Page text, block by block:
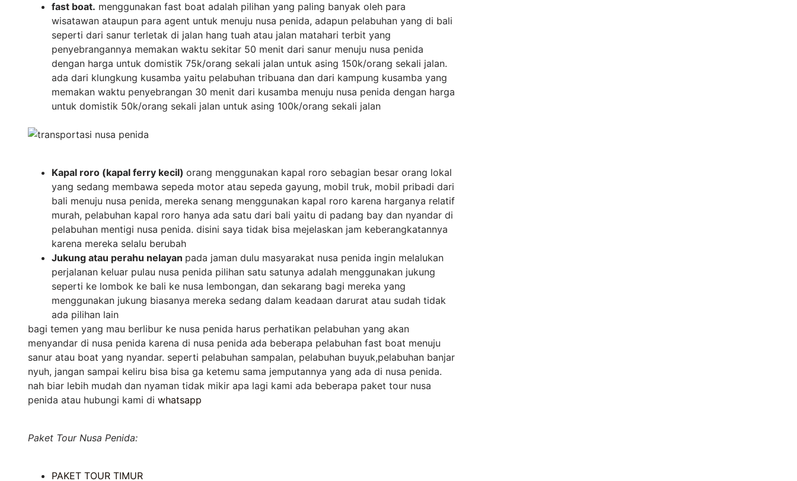
fast boat. menggunakan fast boat adalah pilihan yang paling banyak oleh para
wisatawan ataupun para agent untuk menuju nusa penida, adapun pelabuhan yang di bali
seperti dari sanur terletak di jalan hang tuah atau jalan matahari terbit yang
penyebrangannya memakan waktu sekitar 50 menit dari sanur menuju nusa penida
dengan harga untuk domistik 75k/orang sekali jalan untuk asing 150k/orang sekali jalan.
ada dari klungkung kusamba yaitu pelabuhan tribuana dan dari kampung kusamba yang
memakan waktu penyebrangan 30 menit dari kusamba menuju nusa penida dengan harga
untuk domistik 50k/orang sekali jalan untuk asing 100k/orang sekali jalan
Kapal roro (kapal ferry kecil) orang menggunakan kapal roro sebagian besar orang lokal
yang sedang membawa sepeda motor atau sepeda gayung, mobil truk, mobil pribadi dari
bali menuju nusa penida, mereka senang menggunakan kapal roro karena harganya relatif
murah, pelabuhan kapal roro hanya ada satu dari bali yaitu di padang bay dan nyandar di
pelabuhan mentigi nusa penida. disini saya tidak bisa mejelaskan jam keberangkatannya
karena mereka selalu berubah
Jukung atau perahu nelayan pada jaman dulu masyarakat nusa penida ingin melalukan
perjalanan keluar pulau nusa penida pilihan satu satunya adalah menggunakan jukung
seperti ke lombok ke bali ke nusa lembongan, dan sekarang bagi mereka yang
menggunakan jukung biasanya mereka sedang dalam keadaan darurat atau sudah tidak
ada pilihan lain
bagi temen yang mau berlibur ke nusa penida harus perhatikan pelabuhan yang akan
menyandar di nusa penida karena di nusa penida ada beberapa pelabuhan fast boat menuju
sanur atau boat yang nyandar. seperti pelabuhan sampalan, pelabuhan buyuk,pelabuhan banjar
nyuh, jangan sampai keliru bisa bisa ga ketemu sama jemputannya yang ada di nusa penida.
nah biar lebih mudah dan nyaman tidak mikir apa lagi kami ada beberapa paket tour nusa
penida atau hubungi kami di whatsapp
Paket Tour Nusa Penida:
PAKET TOUR TIMUR